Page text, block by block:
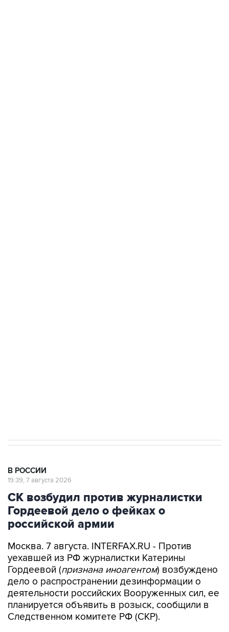
В РОССИИ
19:39, 7 августа 2026
СК возбудил против журналистки
Гордеевой дело о фейках о
российской армии
Москва. 7 августа. INTERFAX.RU - Против
уехавшей из РФ журналистки Катерины
Гордеевой (признана иноагентом) возбуждено
дело о распространении дезинформации о
деятельности российских Вооруженных сил, ее
планируется объявить в розыск, сообщили в
Следственном комитете РФ (СКР).